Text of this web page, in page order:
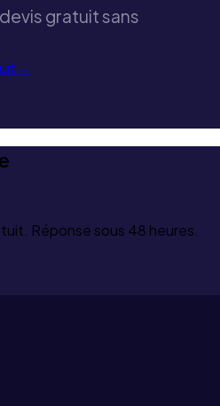
gratuit sans
→
Réponse sous 48 heures.